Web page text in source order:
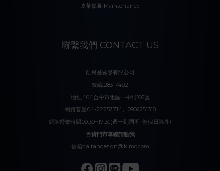
皮革保養 Maintenance
聯繫我們 CONTACT US
凱爾登國際有限公司
統編:28317492
地址:404台中市北區一中街106號
網路客服:04-22257714、0906251318
網路營業時間:09:30~17:30(週一到周五_例假日除外)
百貨門市專線請點我
信箱:caltandesign@kimo.com